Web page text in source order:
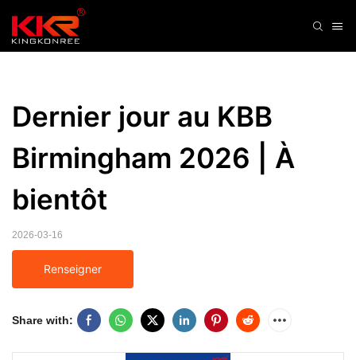
Dernier jour au KBB
Birmingham 2026 | À
bientôt
2026-03-16
Renseigner
Share with: